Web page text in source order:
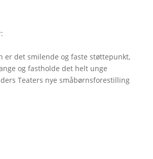
:
er det smilende og faste støttepunkt,
og fastholde det helt unge
Teaters nye småbørnsforestilling